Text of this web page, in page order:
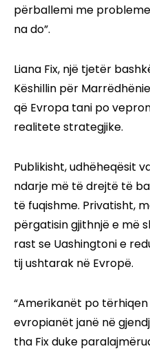
përballemi me
na do”.
Liana Fix, një tjetër
Këshillin për
që Evropa tani po
realitete strategjike.
Publikisht, udhëheqësit
ndarje më të drejtë të
të fuqishme. Privatisht,
përgatisin gjithnjë e më
rast se Uashingtoni e
tij ushtarak në Evropë.
“Amerikanët po
evropianët janë në
tha Fix duke